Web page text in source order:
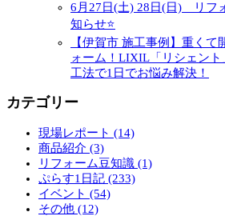
6月27日(土) 28日(日) リフ
知らせ⭐
【伊賀市 施工事例】重く
ォーム！LIXIL「リシェン
工法で1日でお悩み解決！
カテゴリー
現場レポート (14)
商品紹介 (3)
リフォーム豆知識 (1)
ぷらす1日記 (233)
イベント (54)
その他 (12)